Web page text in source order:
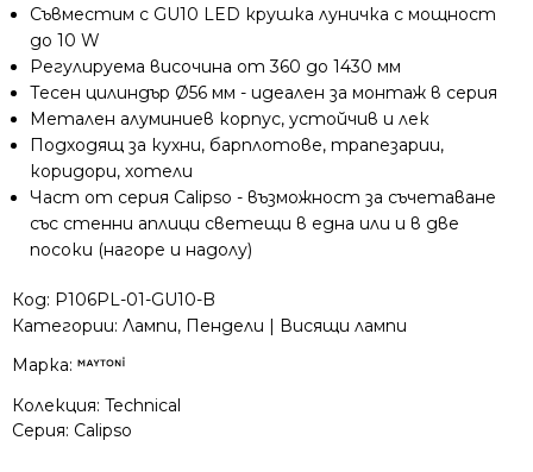
Съвместим с GU10 LED крушка луничка с мощност
до 10 W
Регулируема височина от 360 до 1430 мм
Тесен цилиндър Ø56 мм - идеален за монтаж в серия
Метален алуминиев корпус, устойчив и лек
Подходящ за кухни, барплотове, трапезарии,
коридори, хотели
Част от серия Calipso - възможност за съчетаване
със стенни аплици светещи в една или и в две
посоки (нагоре и надолу)
Код: P106PL-01-GU10-B
Категории: Лампи, Пендели | Висящи лампи
Марка:
Колекция: Technical
Серия: Calipso